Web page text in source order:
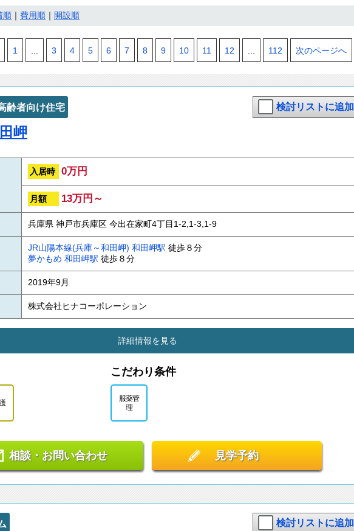
順 費用順 開設順
1 ... 3 4 5 6 7 8 9 10 11 12 ... 112 次のページへ
齢者向け住宅 検討リストに追加
岬
入居時 0万円
月額 13万円～
兵庫県 神戸市兵庫区 今出在家町4丁目1-2,1-3,1-9
JR山陽本線(兵庫～和田岬) 和田岬駅 徒歩８分
夢かもめ 和田岬駅 徒歩８分
2019年9月
株式会社ヒナコーポレーション
詳細情報を見る
こだわり条件
服薬管
理
相談・お問い合わせ 見学予約
検討リストに追加